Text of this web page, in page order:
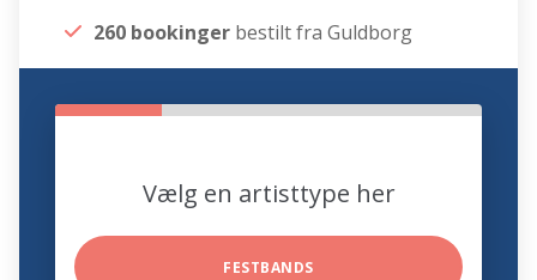
260 bookinger bestilt fra Guldborg
Vælg en artisttype her
FESTBANDS